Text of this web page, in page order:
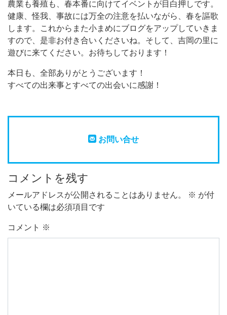
農業も養殖も、春本番に向けてイベントが目白押しです。
健康、怪我、事故には万全の注意を払いながら、春を謳歌
します。これからまた小まめにブログをアップしていきま
すので、是非お付き合いくださいね。そして、吉岡の里に
遊びに来てください。お待ちしております！
本日も、全部ありがとうございます！
すべての出来事とすべての出会いに感謝！
お問い合せ
コメントを残す
メールアドレスが公開されることはありません。 ※ が付
いている欄は必須項目です
コメント ※